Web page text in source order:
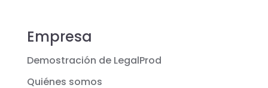
Empresa
Demostración de LegalProd
Quiénes somos